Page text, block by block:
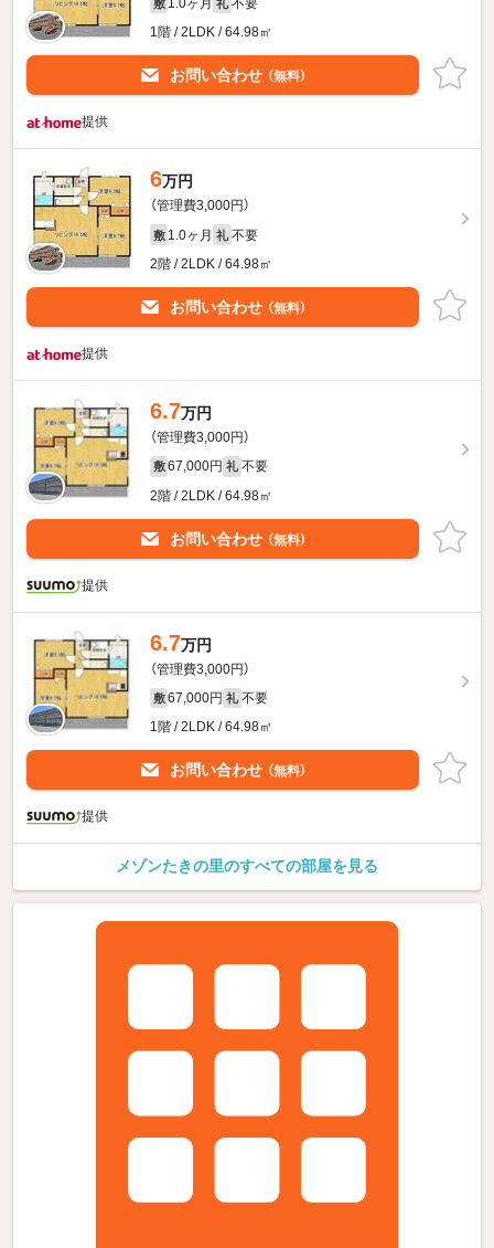
敷 1.0ヶ月 礼 不要
1階 / 2LDK / 64.98㎡
お問い合わせ （無料）
提供
6万円
（管理費3,000円）
敷 1.0ヶ月 礼 不要
2階 / 2LDK / 64.98㎡
お問い合わせ （無料）
提供
6.7万円
（管理費3,000円）
敷 67,000円 礼 不要
2階 / 2LDK / 64.98㎡
お問い合わせ （無料）
提供
6.7万円
（管理費3,000円）
敷 67,000円 礼 不要
1階 / 2LDK / 64.98㎡
お問い合わせ （無料）
提供
メゾンたきの里のすべての部屋を見る